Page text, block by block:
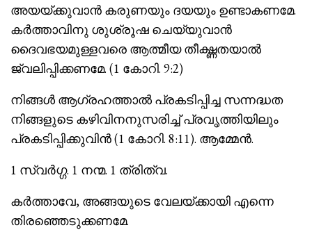
അയയ്ക്കുവാന്‍ കരുണയും ദയയും ഉണ്ടാകണമേ.
കര്‍ത്താവിനു ശുശ്രൂഷ ചെയ്യുവാന്‍
ദൈവഭയമുള്ളവരെ ആത്മീയ തീക്ഷ്ണതയാല്‍
ജ്വലിപ്പിക്കണമേ. (1 കോറി. 9:2)
നിങ്ങള്‍ ആഗ്രഹത്താല്‍ പ്രകടിപ്പിച്ച സന്നദ്ധത
നിങ്ങളുടെ കഴിവിനനുസരിച്ച് പ്രവൃത്തിയിലും
പ്രകടിപ്പിക്കുവിന്‍ (1 കോറി. 8:11). ആമ്മേന്‍.
1 സ്വര്‍ഗ്ഗ. 1 നന്മ. 1 ത്രിത്വ.
കര്‍ത്താവേ, അങ്ങയുടെ വേലയ്ക്കായി എന്നെ
തിരഞ്ഞെടുക്കണമേ.